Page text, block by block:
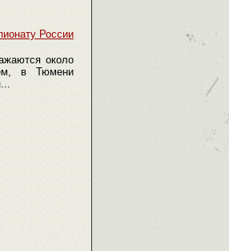
России
около
в Тюмени